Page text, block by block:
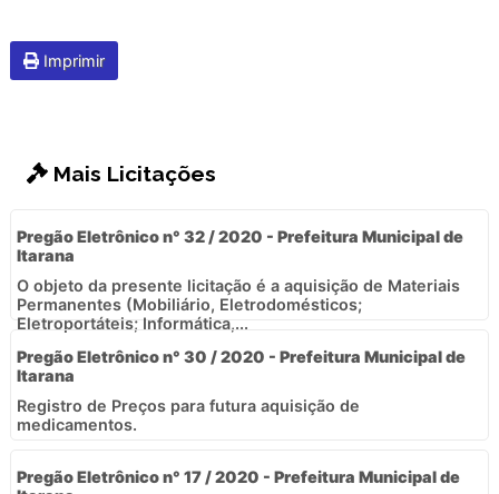
Imprimir
Mais Licitações
Pregão Eletrônico n° 32 / 2020 - Prefeitura Municipal de
Itarana
O objeto da presente licitação é a aquisição de Materiais
Permanentes (Mobiliário, Eletrodomésticos;
Eletroportáteis; Informática,...
Pregão Eletrônico n° 30 / 2020 - Prefeitura Municipal de
Itarana
Registro de Preços para futura aquisição de
medicamentos.
Pregão Eletrônico n° 17 / 2020 - Prefeitura Municipal de